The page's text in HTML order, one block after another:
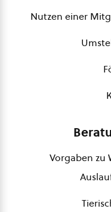
Nutzen einer
Vorgaben zu